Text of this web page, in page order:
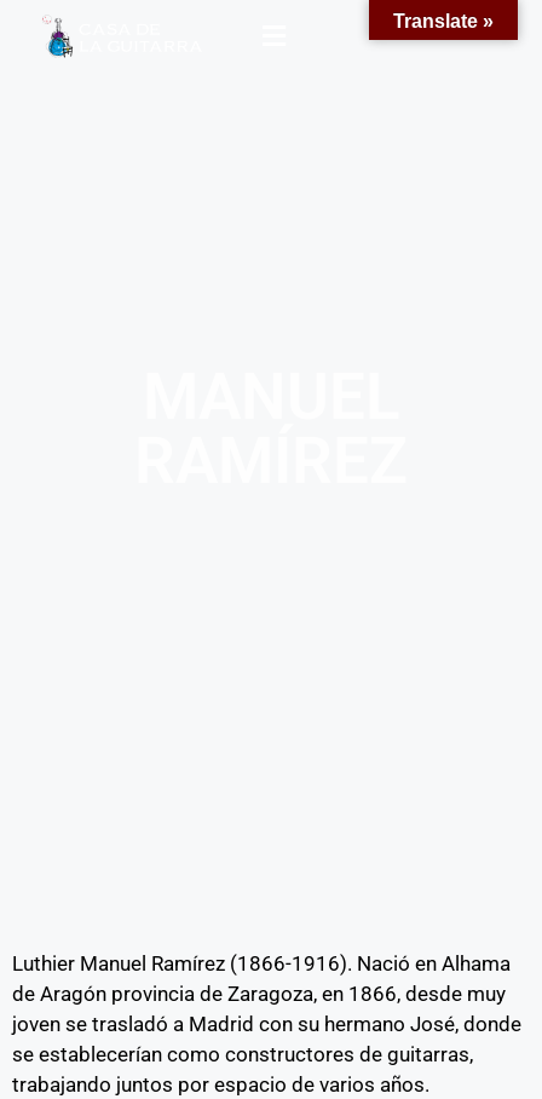
Luthier Manuel Ramírez (1866-1916). Nació en Alhama
de Aragón provincia de Zaragoza, en 1866, desde muy
joven se trasladó a Madrid con su hermano José, donde
se establecerían como constructores de guitarras,
trabajando juntos por espacio de varios años.
Translate »